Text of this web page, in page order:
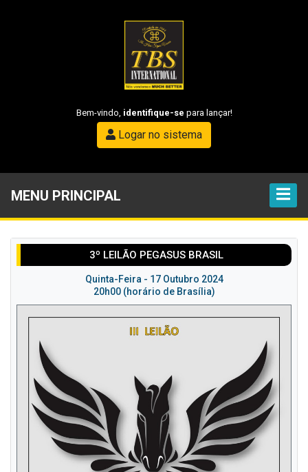
Bem-vindo, identifique-se para lançar!
Logar no sistema
MENU PRINCIPAL
3º LEILÃO PEGASUS BRASIL
Quinta-Feira - 17 Outubro 2024
20h00 (horário de Brasília)